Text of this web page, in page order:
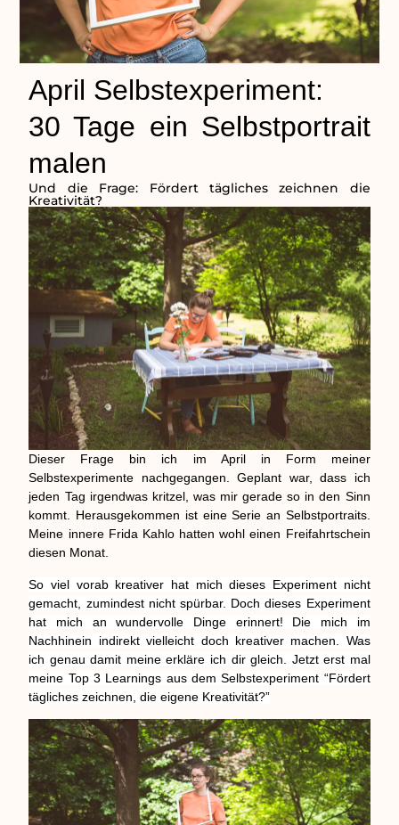
April Selbstexperiment:
30 Tage ein Selbstportrait
malen
Und die Frage: Fördert tägliches zeichnen die
Kreativität?
Dieser Frage bin ich im April in Form meiner
Selbstexperimente nachgegangen. Geplant war, dass ich
jeden Tag irgendwas kritzel, was mir gerade so in den Sinn
kommt. Herausgekommen ist eine Serie an Selbstportraits.
Meine innere Frida Kahlo hatten wohl einen Freifahrtschein
diesen Monat.
So viel vorab kreativer hat mich dieses Experiment nicht
gemacht, zumindest nicht spürbar. Doch dieses Experiment
hat mich an wundervolle Dinge erinnert! Die mich im
Nachhinein indirekt vielleicht doch kreativer machen. Was
ich genau damit meine erkläre ich dir gleich. Jetzt erst mal
meine Top 3 Learnings aus dem Selbstexperiment “Fördert
tägliches zeichnen, die eigene Kreativität?”